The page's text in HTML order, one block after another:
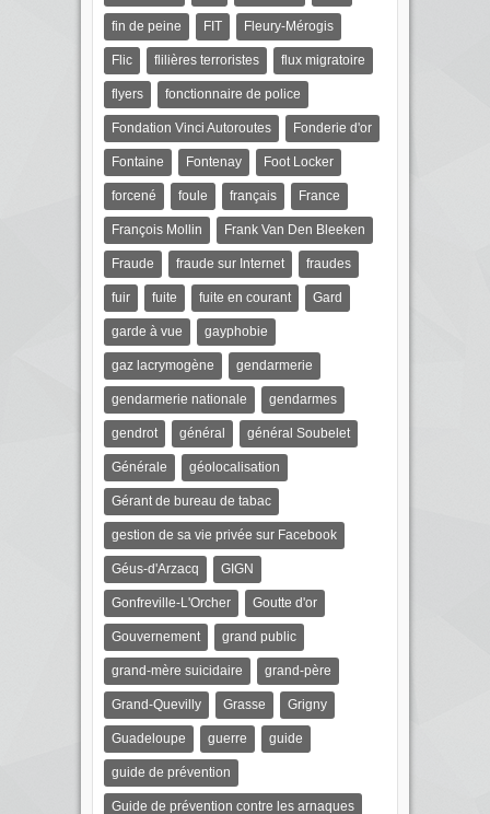
fin de peine FIT Fleury-Mérogis
Flic flilières terroristes flux migratoire
flyers fonctionnaire de police
Fondation Vinci Autoroutes Fonderie d'or
Fontaine Fontenay Foot Locker
forcené foule français France
François Mollin Frank Van Den Bleeken
Fraude fraude sur Internet fraudes
fuir fuite fuite en courant Gard
garde à vue gayphobie
gaz lacrymogène gendarmerie
gendarmerie nationale gendarmes
gendrot général général Soubelet
Générale géolocalisation
Gérant de bureau de tabac
gestion de sa vie privée sur Facebook
Géus-d'Arzacq GIGN
Gonfreville-L'Orcher Goutte d'or
Gouvernement grand public
grand-mère suicidaire grand-père
Grand-Quevilly Grasse Grigny
Guadeloupe guerre guide
guide de prévention
Guide de prévention contre les arnaques